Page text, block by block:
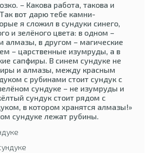
– Какова работа, такова и
вот дарю тебе камни-
я сложил в сундуки синего,
и зелёного цвета: в одном –
алмазы, в другом – магические
– царственные изумруды, а в
сапфиры. В синем сундуке не
и алмазы, между красным
с рубинами стоит сундук с
сундуке – не изумруды и
сундук стоит рядом с
в котором хранятся алмазы!»
сундуке лежат рубины.